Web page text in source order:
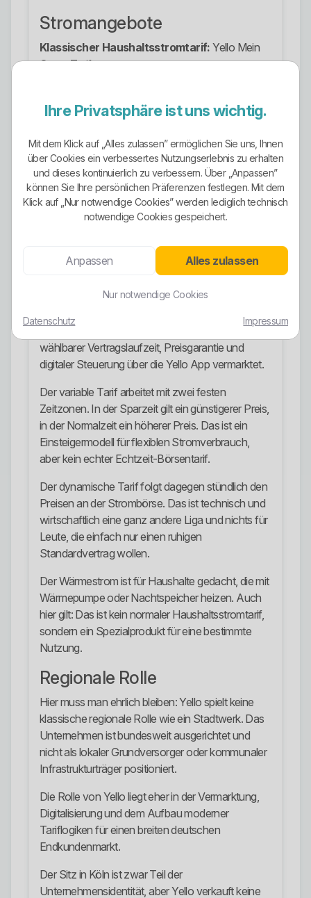
Stromangebote
Klassischer Haushaltsstromtarif: Yello Mein
Strom Tarif
Dynamischer Tarif:dynamischer Stromtarif von
Yello
Wärmestrom:Wärmestrom für Wärmepumpe
und Nachtspeicher
Autostrom:Autostrom-Angebote für zuhause
Tarifwelt für steuerbare Geräte:
Lösungen für
Wärmepumpe, Wallbox, Klimagerät und Speicher
Der Mein Strom Tarif ist das klassische
wählbarer Vertragslaufzeit, Preisgarantie und
digitaler Steuerung über die Yello App vermarktet.
Der variable Tarif arbeitet mit zwei festen
Zeitzonen. In der Sparzeit gilt ein günstigerer Preis,
in der Normalzeit ein höherer Preis. Das ist ein
Einsteigermodell für flexiblen Stromverbrauch,
aber kein echter Echtzeit-Börsentarif.
Der dynamische Tarif folgt dagegen stündlich den
Preisen an der Strombörse. Das ist technisch und
wirtschaftlich eine ganz andere Liga und nichts für
Leute, die einfach nur einen ruhigen
Standardvertrag wollen.
Der Wärmestrom ist für Haushalte gedacht, die mit
Wärmepumpe oder Nachtspeicher heizen. Auch
hier gilt: Das ist kein normaler Haushaltsstromtarif,
sondern ein Spezialprodukt für eine bestimmte
Nutzung.
Regionale Rolle
Hier muss man ehrlich bleiben: Yello spielt keine
klassische regionale Rolle wie ein Stadtwerk. Das
Unternehmen ist bundesweit ausgerichtet und
nicht als lokaler Grundversorger oder kommunaler
Infrastrukturträger positioniert.
Die Rolle von Yello liegt eher in der Vermarktung,
Digitalisierung und dem Aufbau moderner
Tariflogiken für einen breiten deutschen
Endkundenmarkt.
Der Sitz in Köln ist zwar Teil der
Unternehmensidentität, aber Yello verkauft keine
Ihre Privatsphäre ist uns wichtig.
Mit dem Klick auf „Alles zulassen” ermöglichen Sie uns, Ihnen
über Cookies ein verbessertes Nutzungserlebnis zu erhalten
und dieses kontinuierlich zu verbessern. Über „Anpassen”
können Sie Ihre persönlichen Präferenzen festlegen. Mit dem
Klick auf „Nur notwendige Cookies” werden lediglich technisch
notwendige Cookies gespeichert.
Anpassen Alles zulassen
Nur notwendige Cookies
Datenschutz Impressum